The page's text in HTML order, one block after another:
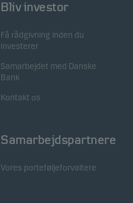
Bliv investor
Få rådgivning inden du
investerer
Samarbejdet med Danske
Bank
Kontakt os
Samarbejdspartnere
Vores porteføljeforvaltere